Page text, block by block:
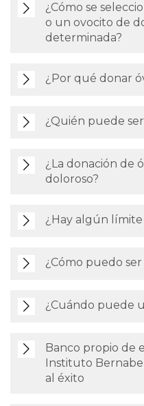
¿Cómo se
o un ovocito de
determinada?
¿Por qué donar
¿Quién puede
¿La donación de
doloroso?
¿Hay algún límite
¿Cómo puedo
¿Cuándo puede
Banco propio de
Instituto
al éxito